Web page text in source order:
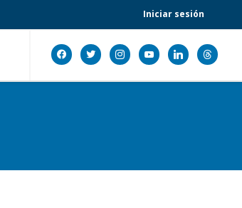
Iniciar sesión
facebook
twitter instagramyoutubelinkedinthreads